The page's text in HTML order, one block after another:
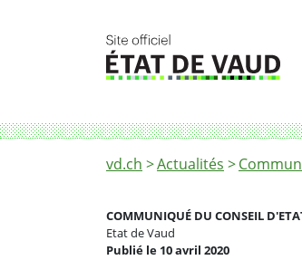
Fil d'Ariane
vd.ch Actualités
Décès de Francis Reusser
COMMUNIQUÉ DU CONSEIL
Etat de Vaud
Publié le 10 avril 2020